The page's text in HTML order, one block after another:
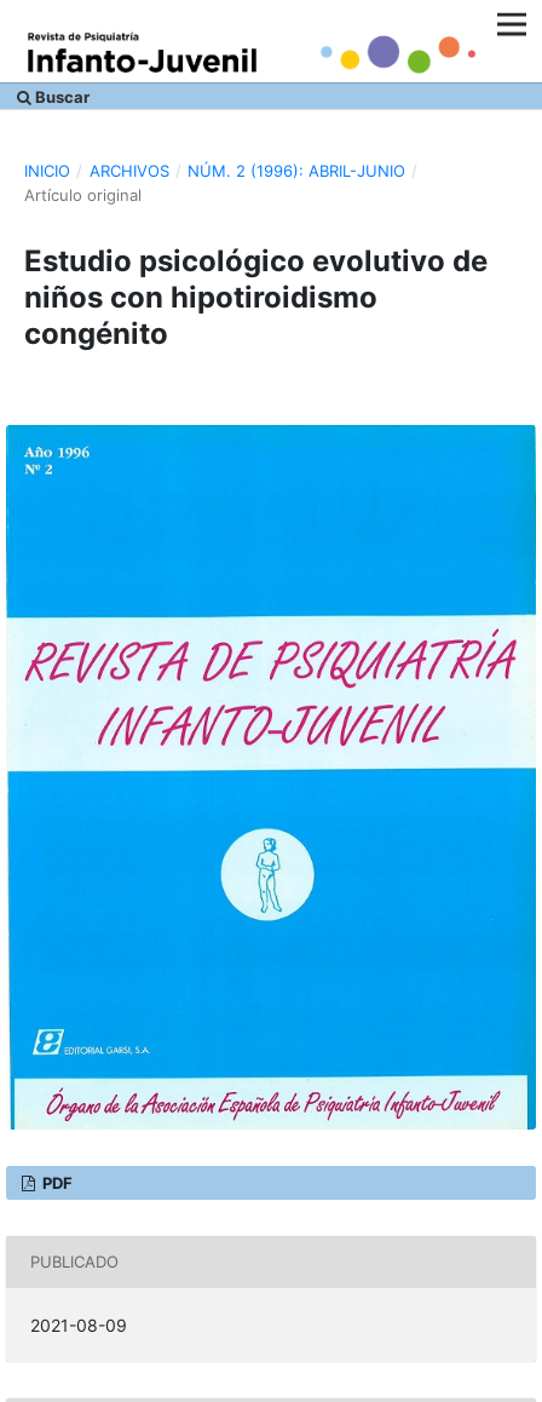
Buscar
INICIO / ARCHIVOS / NÚM. 2 (1996): ABRIL-JUNIO /
Artículo original
Estudio psicológico evolutivo de
niños con hipotiroidismo
congénito
PDF
PUBLICADO
2021-08-09